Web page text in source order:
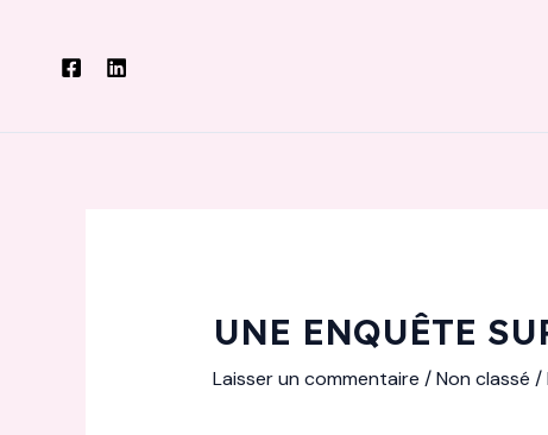
contenu
UNE ENQUÊTE
Laisser un commentaire /Non classé /